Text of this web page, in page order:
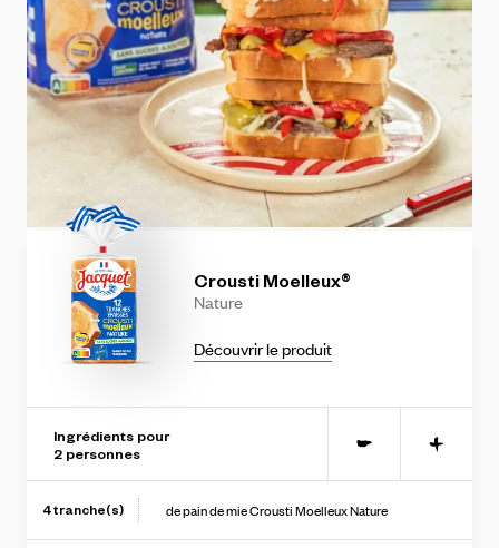
Crousti Moelleux®
Nature
Découvrir le produit
Ingrédients pour
2 personnes - +
4tranche(s) de pain de mie Crousti Moelleux Nature